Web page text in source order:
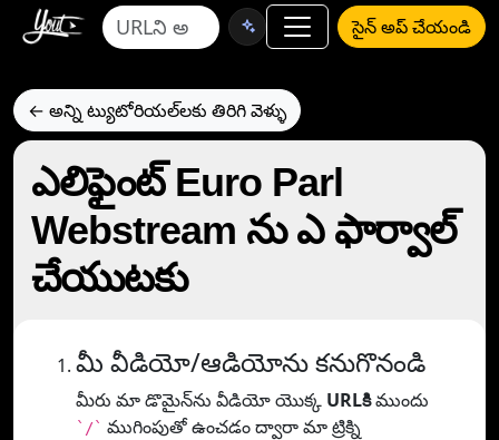
సైన్ అప్ చేయండి
← అన్ని ట్యుటోరియల్‌లకు తిరిగి వెళ్ళు
ఎలిఫైంట్ Euro Parl
Webstream ను ఎ ఫార్వాల్
చేయుటకు
మీ వీడియో/ఆడియోను కనుగొనండి
మీరు మా డొమైన్‌ను వీడియో యొక్క URLకిముందు
`/` ముగింపుతో ఉంచడం ద్వారా మా ట్రిక్ని